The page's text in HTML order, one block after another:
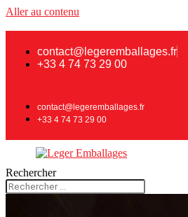
Aller au contenu
contact@legeremballages.fr
+33 4 74 73 29 00
contact@legeremballages.fr
+33 4 74 73 29 00
Rechercher